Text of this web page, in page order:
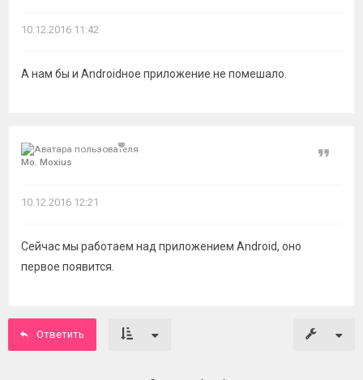
10.12.2016 11:42
А нам бы и Androidное приложение не помешало.
Mo. Moxius
Цитата
10.12.2016 12:21
Сейчас мы работаем над приложением Android, оно
первое появится.
Ответить